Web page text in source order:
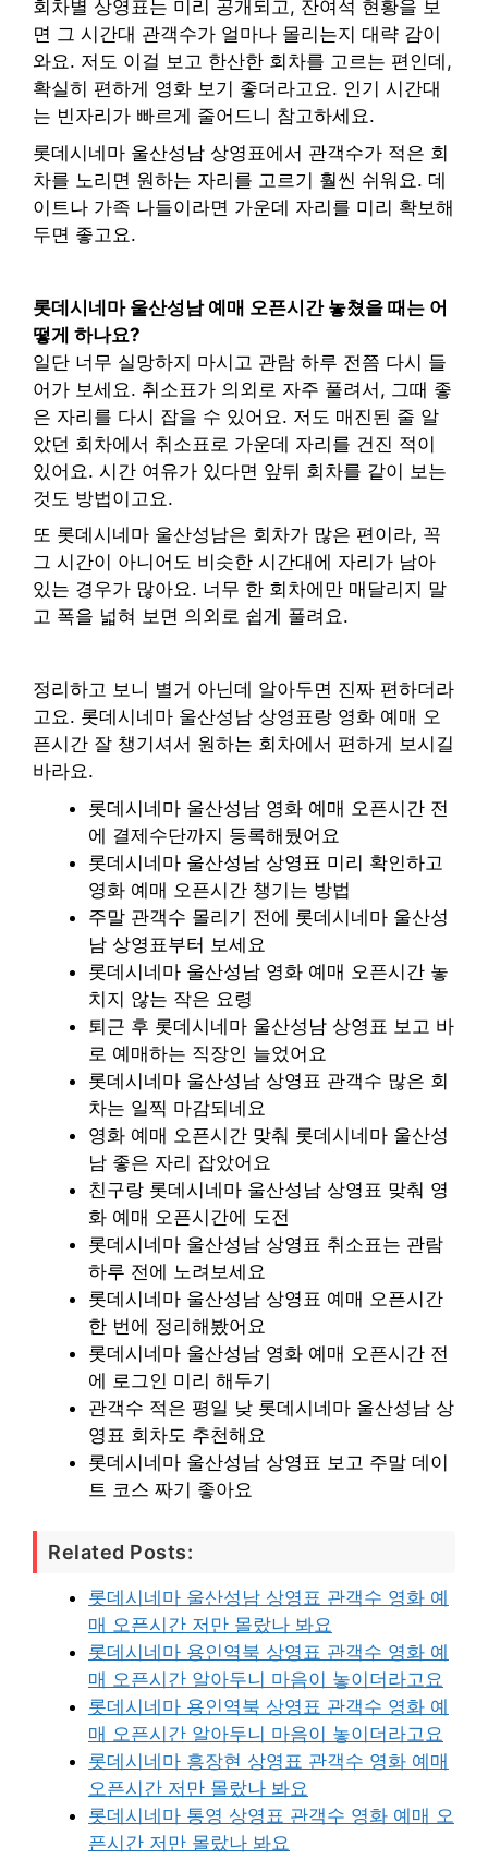
회차별 상영표는 미리 공개되고, 잔여석 현황을 보
면 그 시간대 관객수가 얼마나 몰리는지 대략 감이
와요. 저도 이걸 보고 한산한 회차를 고르는 편인데,
확실히 편하게 영화 보기 좋더라고요. 인기 시간대
는 빈자리가 빠르게 줄어드니 참고하세요.
롯데시네마 울산성남 상영표에서 관객수가 적은 회
차를 노리면 원하는 자리를 고르기 훨씬 쉬워요. 데
이트나 가족 나들이라면 가운데 자리를 미리 확보해
두면 좋고요.
롯데시네마 울산성남 예매 오픈시간 놓쳤을 때는 어
떻게 하나요?
일단 너무 실망하지 마시고 관람 하루 전쯤 다시 들
어가 보세요. 취소표가 의외로 자주 풀려서, 그때 좋
은 자리를 다시 잡을 수 있어요. 저도 매진된 줄 알
았던 회차에서 취소표로 가운데 자리를 건진 적이
있어요. 시간 여유가 있다면 앞뒤 회차를 같이 보는
것도 방법이고요.
또 롯데시네마 울산성남은 회차가 많은 편이라, 꼭
그 시간이 아니어도 비슷한 시간대에 자리가 남아
있는 경우가 많아요. 너무 한 회차에만 매달리지 말
고 폭을 넓혀 보면 의외로 쉽게 풀려요.
정리하고 보니 별거 아닌데 알아두면 진짜 편하더라
고요. 롯데시네마 울산성남 상영표랑 영화 예매 오
픈시간 잘 챙기셔서 원하는 회차에서 편하게 보시길
바라요.
롯데시네마 울산성남 영화 예매 오픈시간 전
에 결제수단까지 등록해뒀어요
롯데시네마 울산성남 상영표 미리 확인하고
영화 예매 오픈시간 챙기는 방법
주말 관객수 몰리기 전에 롯데시네마 울산성
남 상영표부터 보세요
롯데시네마 울산성남 영화 예매 오픈시간 놓
치지 않는 작은 요령
퇴근 후 롯데시네마 울산성남 상영표 보고 바
로 예매하는 직장인 늘었어요
롯데시네마 울산성남 상영표 관객수 많은 회
차는 일찍 마감되네요
영화 예매 오픈시간 맞춰 롯데시네마 울산성
남 좋은 자리 잡았어요
친구랑 롯데시네마 울산성남 상영표 맞춰 영
화 예매 오픈시간에 도전
롯데시네마 울산성남 상영표 취소표는 관람
하루 전에 노려보세요
롯데시네마 울산성남 상영표 예매 오픈시간
한 번에 정리해봤어요
롯데시네마 울산성남 영화 예매 오픈시간 전
에 로그인 미리 해두기
관객수 적은 평일 낮 롯데시네마 울산성남 상
영표 회차도 추천해요
롯데시네마 울산성남 상영표 보고 주말 데이
트 코스 짜기 좋아요
Related Posts:
롯데시네마 울산성남 상영표 관객수 영화 예
매 오픈시간 저만 몰랐나 봐요
롯데시네마 용인역북 상영표 관객수 영화 예
매 오픈시간 알아두니 마음이 놓이더라고요
롯데시네마 용인역북 상영표 관객수 영화 예
매 오픈시간 알아두니 마음이 놓이더라고요
롯데시네마 흥장현 상영표 관객수 영화 예매
오픈시간 저만 몰랐나 봐요
롯데시네마 통영 상영표 관객수 영화 예매 오
픈시간 저만 몰랐나 봐요